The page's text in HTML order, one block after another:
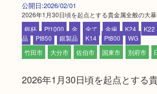
公開日:2026/02/01
2026年1月30日頃を起点とする貴金属全般の大暴
銀杯
Pt1000 金 全て 金歯 K24 K22
品
Pt850 銀製品 K14 Pt800
WG
竹田市
大分市 佐伯市 国東市 別府市
2026年1月30日頃を起点とする